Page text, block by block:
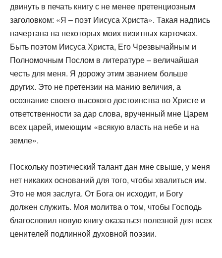
двинуть в печать книгу с не менее претенциозным
заголовком: «Я – поэт Иисуса Христа». Такая надпись
начертана на некоторых моих визитных карточках.
Быть поэтом Иисуса Христа, Его Чрезвычайным и
Полномочным Послом в литературе – величайшая
честь для меня. Я дорожу этим званием больше
других. Это не претензии на манию величия, а
осознание своего высокого достоинства во Христе и
ответственности за дар слова, врученный мне Царем
всех царей, имеющим «всякую власть на небе и на
земле».
Поскольку поэтический талант дан мне свыше, у меня
нет никаких оснований для того, чтобы хвалиться им.
Это не моя заслуга. От Бога он исходит, и Богу
должен служить. Моя молитва о том, чтобы Господь
благословил новую книгу оказаться полезной для всех
ценителей подлинной духовной поэзии.